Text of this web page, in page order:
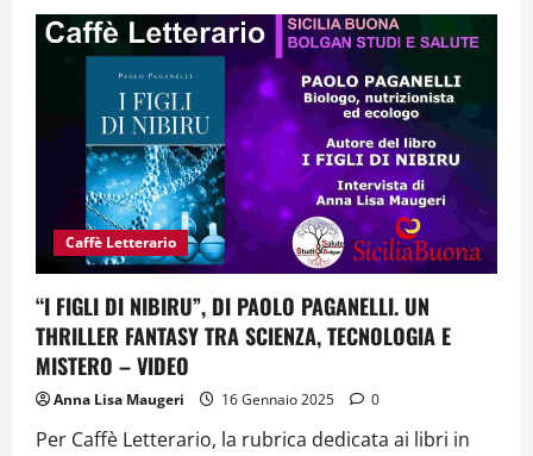
Caffè Letterario
“I FIGLI DI NIBIRU”, DI PAOLO PAGANELLI. UN
THRILLER FANTASY TRA SCIENZA, TECNOLOGIA E
MISTERO – VIDEO
Anna Lisa Maugeri 16 Gennaio 2025 0
Per Caffè Letterario, la rubrica dedicata ai libri in